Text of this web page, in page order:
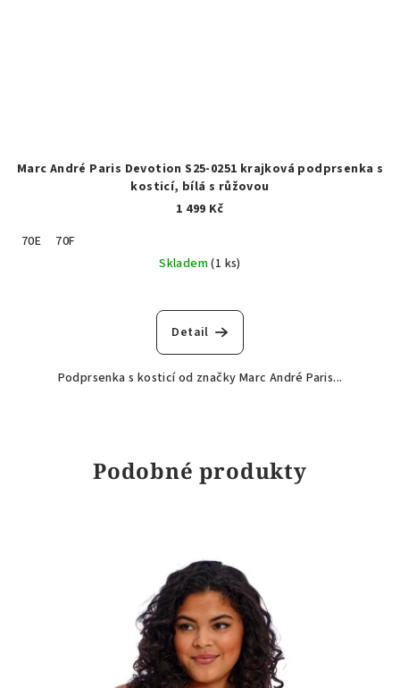
Marc André Paris Devotion S25-0251 krajková podprsenka s
kosticí, bílá s růžovou
1 499 Kč
70E
70F
Skladem(1 ks)
Detail
Podprsenka s kosticí od značky Marc André Paris...
Podobné produkty